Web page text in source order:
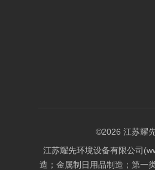
©2026 江苏耀
江苏耀先环境设备有限公司
造；金属制日用品制造；第一